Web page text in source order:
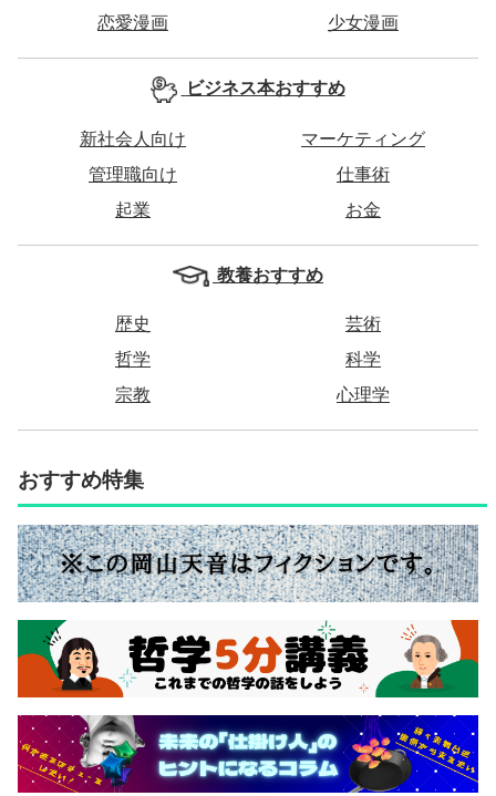
恋愛漫画
少女漫画
ビジネス本おすすめ
新社会人向け
マーケティング
管理職向け
仕事術
起業
お金
教養おすすめ
歴史
芸術
哲学
科学
宗教
心理学
おすすめ特集